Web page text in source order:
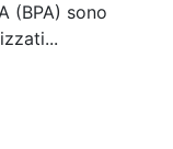
(BPA) sono